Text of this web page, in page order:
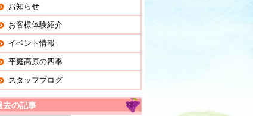
お知らせ
お客様体験紹介
イベント情報
平庭高原の四季
スタッフブログ
去の記事